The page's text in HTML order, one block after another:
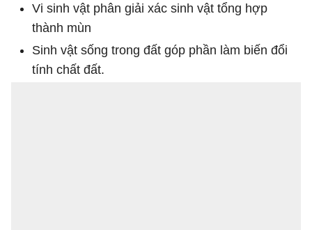
Vi sinh vật phân giải xác sinh vật tổng hợp
thành mùn
Sinh vật sống trong đất góp phần làm biến đổi
tính chất đất.